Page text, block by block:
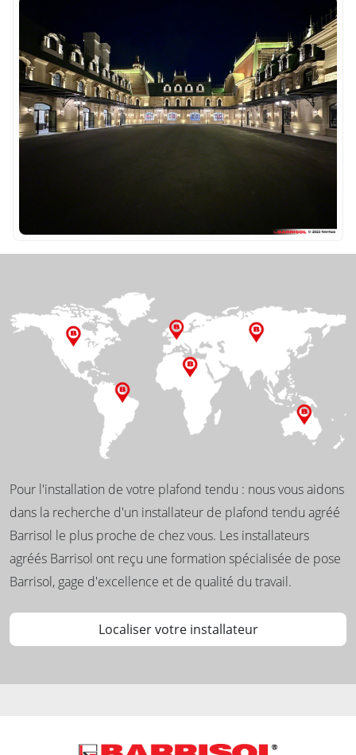
Pour l'installation de votre plafond tendu : nous vous aidons
dans la recherche d'un installateur de plafond tendu agréé
Barrisol le plus proche de chez vous. Les installateurs
agréés Barrisol ont reçu une formation spécialisée de pose
Barrisol, gage d'excellence et de qualité du travail.
Localiser votre installateur